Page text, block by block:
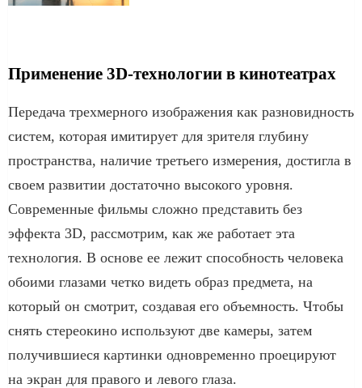
Применение 3D-технологии в кинотеатрах
Передача трехмерного изображения как разновидность
систем, которая имитирует для зрителя глубину
пространства, наличие третьего измерения, достигла в
своем развитии достаточно высокого уровня.
Современные фильмы сложно представить без
эффекта 3D, рассмотрим, как же работает эта
технология. В основе ее лежит способность человека
обоими глазами четко видеть образ предмета, на
который он смотрит, создавая его объемность. Чтобы
снять стереокино используют две камеры, затем
получившиеся картинки одновременно проецируют
на экран для правого и левого глаза.